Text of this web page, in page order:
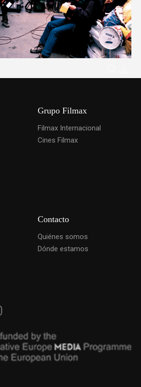
Grupo Filmax
Filmax Internacional
Cines Filmax
Contacto
Quiénes somos
Dónde estamos